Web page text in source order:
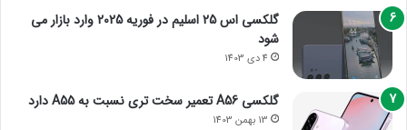
گلکسی اس 25 اسلیم در فوریه 2025 وارد بازار می
شود
4 دی 1403
گلکسی A56 تعمیر سخت تری نسبت به A55 دارد
13 بهمن 1403